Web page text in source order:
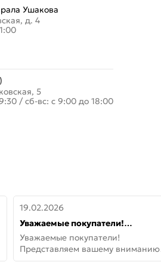
Ушакова
д. 4
5
/ сб-вс: с 9:00 до 18:00
19.02.2026
Уважаемые покупатели!
Представляем вашему вниманию
новинки от Armadillo!
Уважаемые покупатели!
Представляем вашему вниманию
новинки от Armadillo! Новая